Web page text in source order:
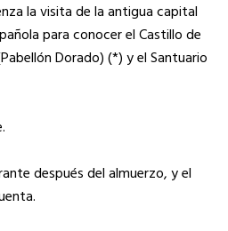
la visita de la antigua capital
para conocer el Castillo de
Dorado) (*) y el Santuario
después del almuerzo, y el